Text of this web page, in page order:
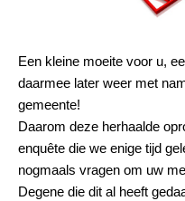
Een kleine moeite voor u,
daarmee later weer met
gemeente!
Daarom deze herhaalde
enquête die we enige tijd
nogmaals vragen om uw
Degene die dit al heeft